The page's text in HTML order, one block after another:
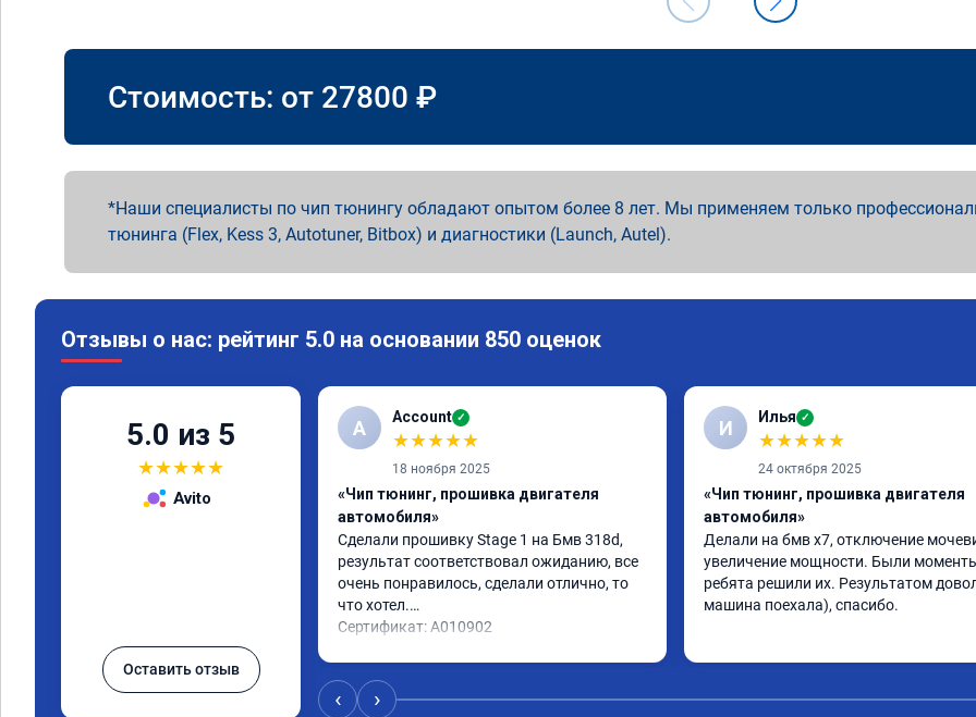
Стоимость: от 27800 ₽
Наши специалисты по чип тюнингу обладают опытом более 8 лет. Мы применяем только
тюнинга (Flex, Kess 3, Autotuner, Bitbox) и диагностики (Launch, Autel).
Отзывы о нас: рейтинг 5.0 на основании 850 оценок
5.0 из 5
★★★★★
Avito
Оставить отзыв
A Account ✓
★★★★★
18 ноября 2025
«Чип тюнинг, прошивка двигателя
автомобиля»
Сделали прошивку Stage 1 на Бмв 318d,
результат соответствовал ожиданию, все
очень понравилось, сделали отлично, то
что хотел.
Сертификат: A010902
И Илья ✓
★★★★★
24 октября 2025
«Чип тюнинг, прошивка двигателя
автомобиля»
Делали на бмв х7, отключение
увеличение мощности. Были
ребята решили их. Результатом
машина поехала), спасибо.
‹ ›